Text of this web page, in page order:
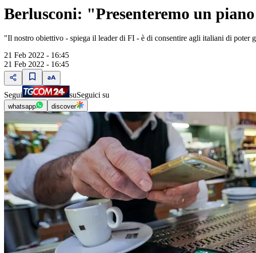
Berlusconi: "Presenteremo un
"Il nostro obiettivo - spiega il leader di FI - è di consentire agli italiani di poter
21 Feb 2022 - 16:45
21 Feb 2022 - 16:45
Segui suSeguici su
whatsapp discover